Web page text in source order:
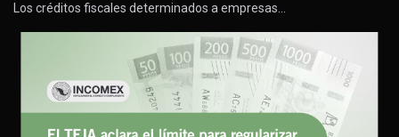
Los créditos fiscales determinados a empresas…